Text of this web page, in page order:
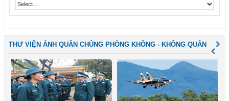
THƯ VIỆN ẢNH QUÂN CHỦNG PHÒNG KHÔNG - KHÔNG QUÂN